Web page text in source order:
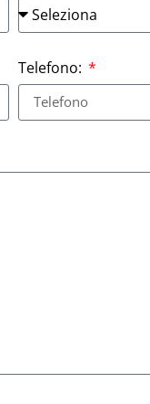
Telefono: